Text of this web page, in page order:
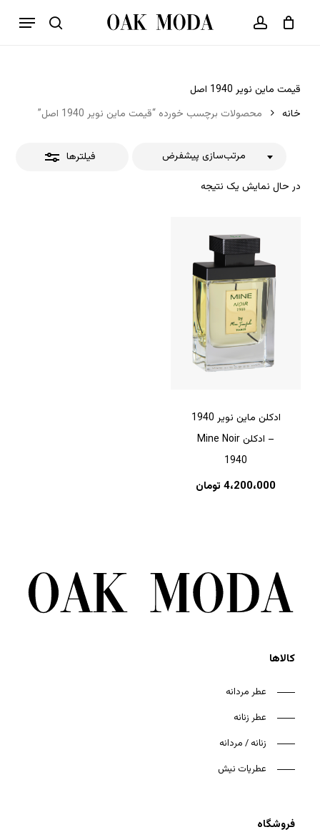
جستجو حساب کاربری
فهرست
سبد خرید بستن
قیمت ماین نویر 1940 اصل
خانه
محصولات برچسب خورده “قیمت ماین نویر 1940 اصل”
فیلترها
در حال نمایش یک نتیجه
مرتب‌سازی پیشفرض
بستن
ادکلن ماین نویر 1940
– ادکلن Mine Noir
1940
4،200،000 تومان
کالاها
عطر مردانه
عطر زنانه
زنانه / مردانه
عطریات نیش
فروشگاه